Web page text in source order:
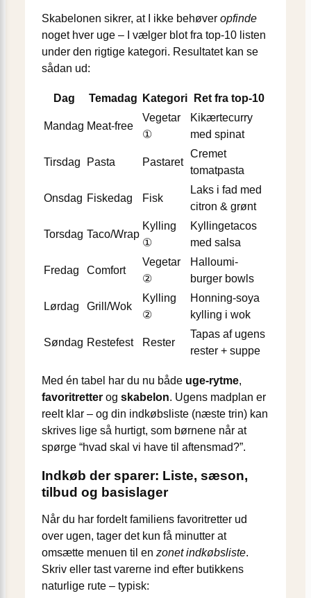
Skabelonen sikrer, at I ikke behøver opfinde
noget hver uge – I vælger blot fra top-10 listen
under den rigtige kategori. Resultatet kan se
sådan ud:
Dag Temadag Kategori Ret fra top-10
Mandag Meat-free
Vegetar
①
Kikærtecurry
med spinat
Tirsdag Pasta Pastaret
Cremet
tomatpasta
Onsdag Fiskedag Fisk
Laks i fad med
citron & grønt
Torsdag Taco/Wrap
Kylling
①
Kyllingetacos
med salsa
Fredag Comfort
Vegetar
②
Halloumi-
burger bowls
Lørdag Grill/Wok
Kylling
②
Honning-soya
kylling i wok
Søndag Restefest Rester
Tapas af ugens
rester + suppe
Med én tabel har du nu både uge-rytme,
favoritretter og skabelon. Ugens madplan er
reelt klar – og din indkøbsliste (næste trin) kan
skrives lige så hurtigt, som børnene når at
spørge “hvad skal vi have til aftensmad?”.
Indkøb der sparer: Liste, sæson,
tilbud og basislager
Når du har fordelt familiens favoritretter ud
over ugen, tager det kun få minutter at
omsætte menuen til en zonet indkøbsliste.
Skriv eller tast varerne ind efter butikkens
naturlige rute – typisk: